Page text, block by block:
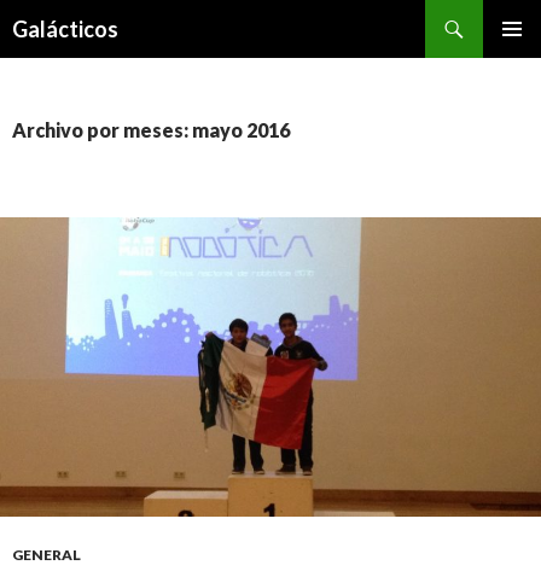
Galácticos
Archivo por meses: mayo 2016
GENERAL